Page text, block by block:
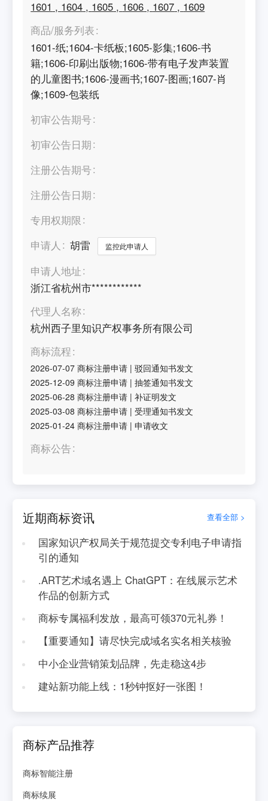
1601 , 1604 , 1605 , 1606 , 1607 , 1609
商品/服务列表
1601-纸;1604-卡纸板;1605-影集;1606-书
籍;1606-印刷出版物;1606-带有电子发声装置
的儿童图书;1606-漫画书;1607-图画;1607-肖
像;1609-包装纸
初审公告期号
初审公告日期
注册公告期号
注册公告日期
专用权期限
申请人
胡雷 监控此申请人
申请人地址
浙江省杭州市************
代理人名称
杭州西子里知识产权事务所有限公司
商标流程
2026-07-07 商标注册申请 |驳回通知书发文
2025-12-09 商标注册申请 |抽签通知书发文
2025-06-28 商标注册申请 |补证明发文
2025-03-08 商标注册申请 |受理通知书发文
2025-01-24 商标注册申请 |申请收文
商标公告
近期商标资讯 查看全部 >
国家知识产权局关于规范提交专利电子申请指
引的通知
.ART艺术域名遇上 ChatGPT：在线展示艺术
作品的创新方式
商标专属福利发放，最高可领370元礼券！
【重要通知】请尽快完成域名实名相关核验
中小企业营销策划品牌，先走稳这4步
建站新功能上线：1秒钟抠好一张图！
商标产品推荐
商标智能注册
商标续展